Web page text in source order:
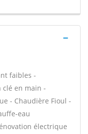
faibles -
clé en main -
- Chaudière Fioul -
eau
électrique